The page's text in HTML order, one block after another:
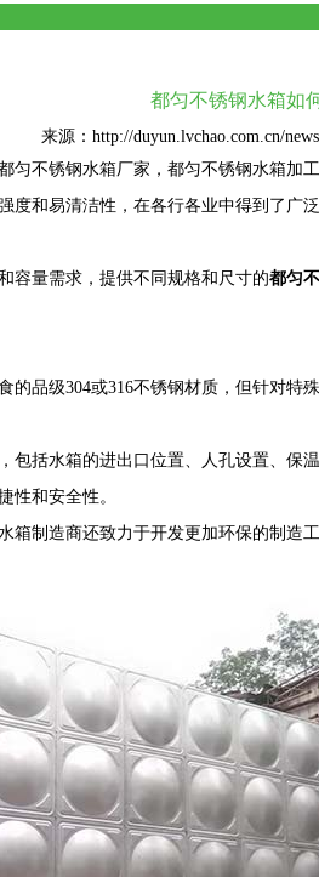
都匀不锈钢水箱如
来源：http://duyun.lvchao.com.cn/
匀不锈钢水箱厂家 ，都匀不锈钢水箱加
度和易清洁性，在各行各业中得到了广
容量需求，提供不同规格和尺寸的都匀
的品级304或316不锈钢材质，但针对
包括水箱的进出口位置、人孔设置、
性和安全性。
箱制造商还致力于开发更加环保的制